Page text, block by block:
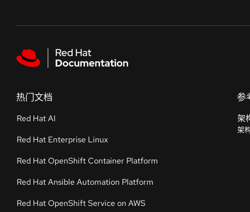
热门文档
Red Hat AI
Red Hat Enterprise Linux
Red Hat OpenShift Container Platform
Red Hat Ansible Automation Platform
Red Hat OpenShift Service on AWS
参
架
架